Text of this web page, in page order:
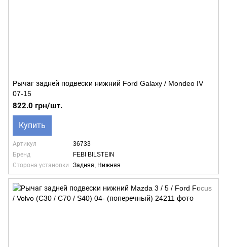
Рычаг задней подвески нижний Ford Galaxy / Mondeo IV
07-15
822.0 грн/шт.
Купить
Артикул
36733
Бренд
FEBI BILSTEIN
Сторона установки
Задняя, Нижняя